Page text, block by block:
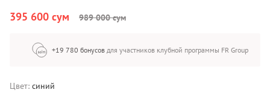
395 600 сум
989 000 сум
+19 780 бонусов для участников клубной программы FR Group
Цвет: синий